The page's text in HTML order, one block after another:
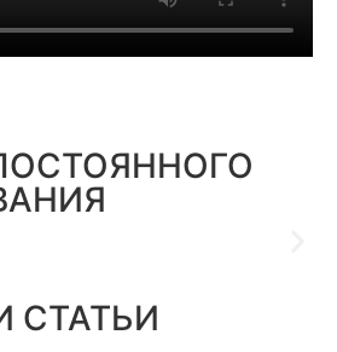
СТАТЬИ